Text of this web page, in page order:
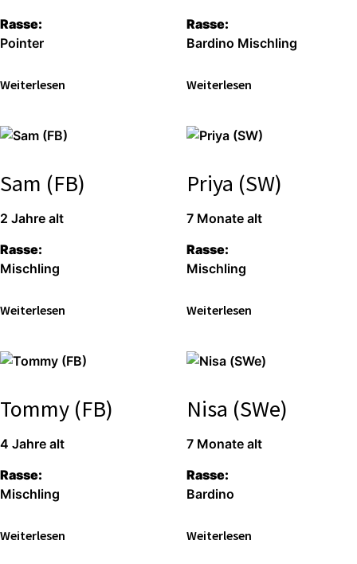
Ras­se:
Poin­ter
Wei­ter­le­sen
Ras­se:
Bar­di­no Misch­ling
Wei­ter­le­sen
Sam (FB)
2 Jah­re alt
Ras­se:
Misch­ling
Wei­ter­le­sen
Priya (SW)
7 Mona­te alt
Ras­se:
Misch­ling
Wei­ter­le­sen
Tommy (FB)
4 Jah­re alt
Ras­se:
Misch­ling
Wei­ter­le­sen
Nisa (SWe)
7 Mona­te alt
Ras­se:
Bar­di­no
Wei­ter­le­sen